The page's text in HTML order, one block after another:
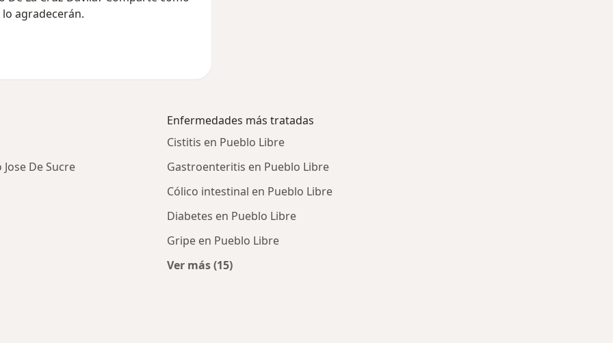
agradecerán.
De Sucre
Enfermedades más tratadas
Cistitis en Pueblo Libre
Gastroenteritis en Pueblo Libre
Cólico intestinal en Pueblo Libre
Diabetes en Pueblo Libre
Gripe en Pueblo Libre
Ver más (15)